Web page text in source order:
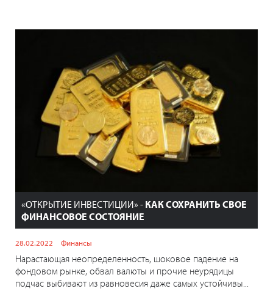
«ОТКРЫТИЕ ИНВЕСТИЦИИ» - КАК СОХРАНИТЬ СВОЕ
ФИНАНСОВОЕ СОСТОЯНИЕ
28.02.2022 Финансы
Нарастающая неопределенность, шоковое падение на
фондовом рынке, обвал валюты и прочие неурядицы
подчас выбивают из равновесия даже самых устойчивы...